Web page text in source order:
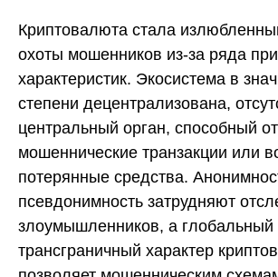
Криптовалюта стала
охоты мошенников из-за ряда
характеристик. Экосистема в
степени децентрализована,
центральный орган, способный
мошеннические транзакции или
потерянные средства.
псевдонимность затрудняют
злоумышленников, а глобальный
трансграничный характер